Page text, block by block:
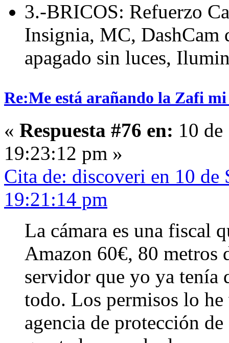
3.-BRICOS: Refuerzo
Insignia, MC, DashCam
apagado sin luces,
Re:Me está arañando la Zafi
« Respuesta #76 en: 10
19:23:12 pm »
Cita de: discoveri en 10 de
19:21:14 pm
La cámara es una fiscal
Amazon 60€, 80 metros
servidor que yo ya tenía
todo. Los permisos lo
agencia de protección